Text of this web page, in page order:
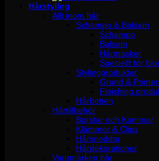
Hårstyling
Allt inom hår
Schampo & Balsam
Schampo
Balsam
Hårmasker
Speciellt för
Stylingprodukter
Grund &
Finishing
Hårbotten
Hårtillbehör
Borstar och Kammar
Klämmor & Clips
Hårsnoddar
Hårdekorationer
Varumärken hår